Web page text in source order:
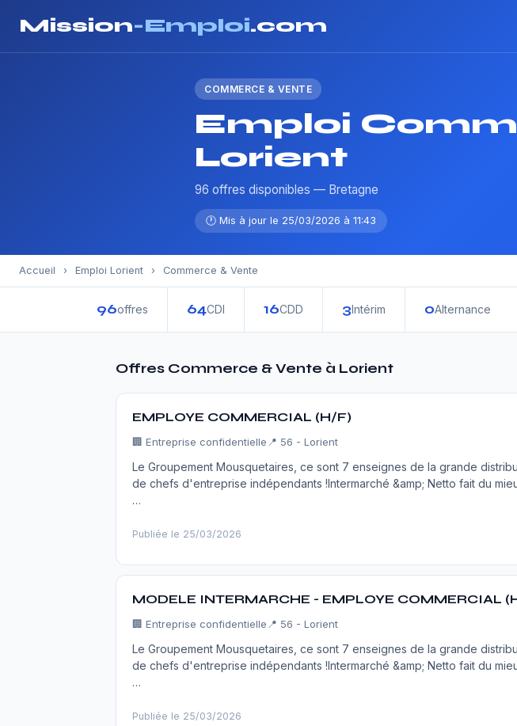
Mission-Emploi.com
COMMERCE & VENTE
Emploi
Lorient
96 offres disponibles — Bretagne
🕐 Mis à jour le 25/03/2026 à 11:43
Accueil › Emploi Lorient › Commerce & Vente
96offres 64CDI 16CDD 3Intérim 0Alternance
Offres Commerce & Vente à Lorient
EMPLOYE COMMERCIAL (H/F)
🏢 Entreprise confidentielle 📍 56 - Lorient
Le Groupement Mousquetaires, ce sont 7 enseignes de la grande
de chefs d'entreprise indépendants !Intermarché &amp; Netto fait du
…
Publiée le 25/03/2026
MODELE INTERMARCHE - EMPLOYE COMMERCIAL
🏢 Entreprise confidentielle 📍 56 - Lorient
Le Groupement Mousquetaires, ce sont 7 enseignes de la grande
de chefs d'entreprise indépendants !Intermarché &amp; Netto fait du
…
Publiée le 25/03/2026